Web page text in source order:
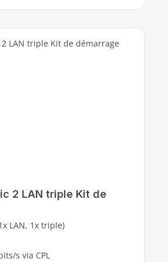
2 LAN triple Kit de
LAN, 1x triple)
s via CPL